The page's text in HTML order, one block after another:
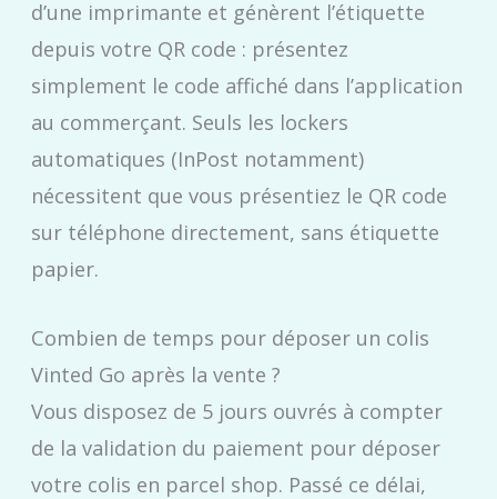
d’une imprimante et génèrent l’étiquette
depuis votre QR code : présentez
simplement le code affiché dans l’application
au commerçant. Seuls les lockers
automatiques (InPost notamment)
nécessitent que vous présentiez le QR code
sur téléphone directement, sans étiquette
papier.
Combien de temps pour déposer un colis
Vinted Go après la vente ?
Vous disposez de 5 jours ouvrés à compter
de la validation du paiement pour déposer
votre colis en parcel shop. Passé ce délai,